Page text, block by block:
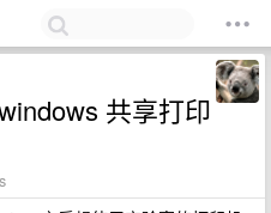
共享打印